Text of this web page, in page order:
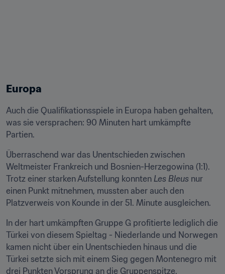
Europa
Auch die Qualifikationsspiele in Europa haben gehalten,
was sie versprachen: 90 Minuten hart umkämpfte
Partien.
Überraschend war das Unentschieden zwischen
Weltmeister Frankreich und Bosnien-Herzegowina (1:1).
Trotz einer starken Aufstellung konnten Les Bleus nur
einen Punkt mitnehmen, mussten aber auch den
Platzverweis von Kounde in der 51. Minute ausgleichen.
In der hart umkämpften Gruppe G profitierte lediglich die
Türkei von diesem Spieltag - Niederlande und Norwegen
kamen nicht über ein Unentschieden hinaus und die
Türkei setzte sich mit einem Sieg gegen Montenegro mit
drei Punkten Vorsprung an die Gruppenspitze.